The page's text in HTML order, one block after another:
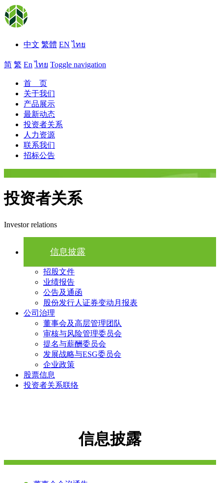
中文 繁體 EN ไทย
简 繁 En ไทย Toggle navigation
首 页
关于我们
产品展示
最新动态
投资者关系
人力资源
联系我们
招标公告
投资者关系
Investor relations
信息披露
招股文件
业绩报告
公告及通函
股份发行人证券变动月报表
公司治理
董事会及高层管理团队
审核与风险管理委员会
提名与薪酬委员会
发展战略与ESG委员会
企业政策
股票信息
投资者关系联络
信息披露